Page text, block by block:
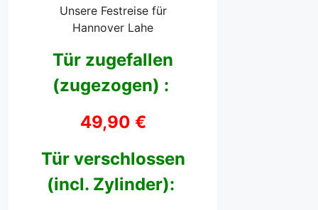
Unsere Festreise für
Hannover Lahe
Tür zugefallen
(zugezogen) :
49,90 €
Tür verschlossen
(incl. Zylinder):